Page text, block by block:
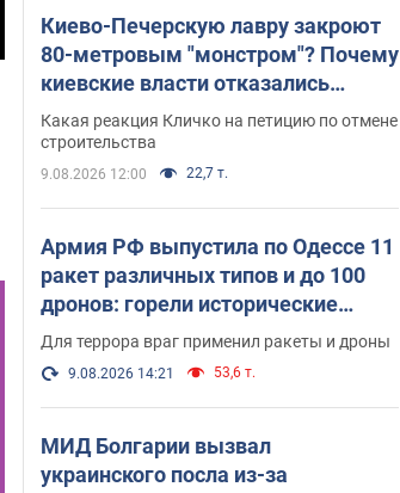
Киево-Печерскую лавру закроют
80-метровым "монстром"? Почему
киевские власти отказались
остановить строительство
небоскреба "московского
верующего"
Какая реакция Кличко на петицию по отмене
строительства
9.08.2026 12:00 22,7 т.
Армия РФ выпустила по Одессе 11
ракет различных типов и до 100
дронов: горели исторические
здания, есть пострадавшие. Фото
и видео
Для террора враг применил ракеты и дроны
9.08.2026 14:21 53,6 т.
МИД Болгарии вызвал
украинского посла из-за